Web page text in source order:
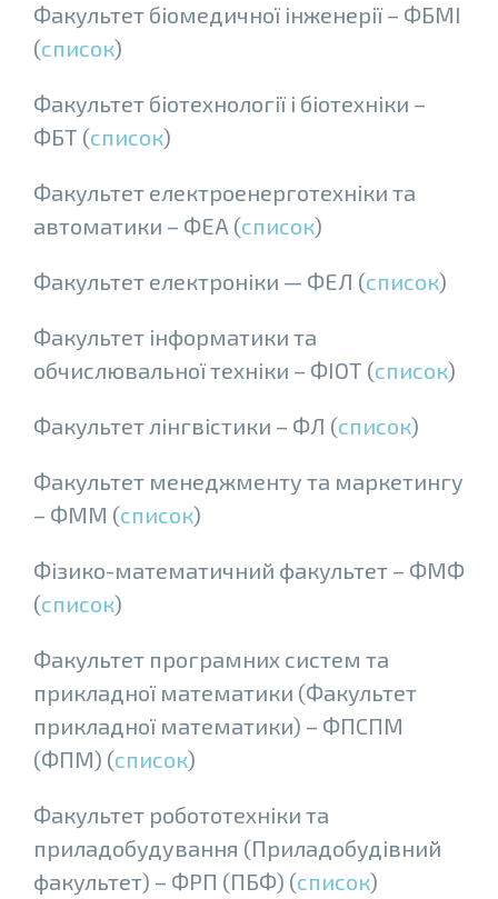
Факультет біомедичної інженерії – ФБМІ
(список)
Факультет бiотехнологiї i бiотехнiки –
ФБТ (список)
Факультет електроенерготехнiки та
автоматики – ФЕА (список)
Факультет електроніки — ФЕЛ (список)
Факультет iнформатики та
обчислювальної технiки – ФІОТ (список)
Факультет лiнгвiстики – ФЛ (список)
Факультет менеджменту та маркетингу
– ФММ (список)
Фiзико-математичний факультет – ФМФ
(список)
Факультет програмних систем та
прикладної математики (Факультет
прикладної математики) – ФПСПМ
(ФПМ) (список)
Факультет робототехніки та
приладобудування (Приладобудiвний
факультет) – ФРП (ПБФ) (список)